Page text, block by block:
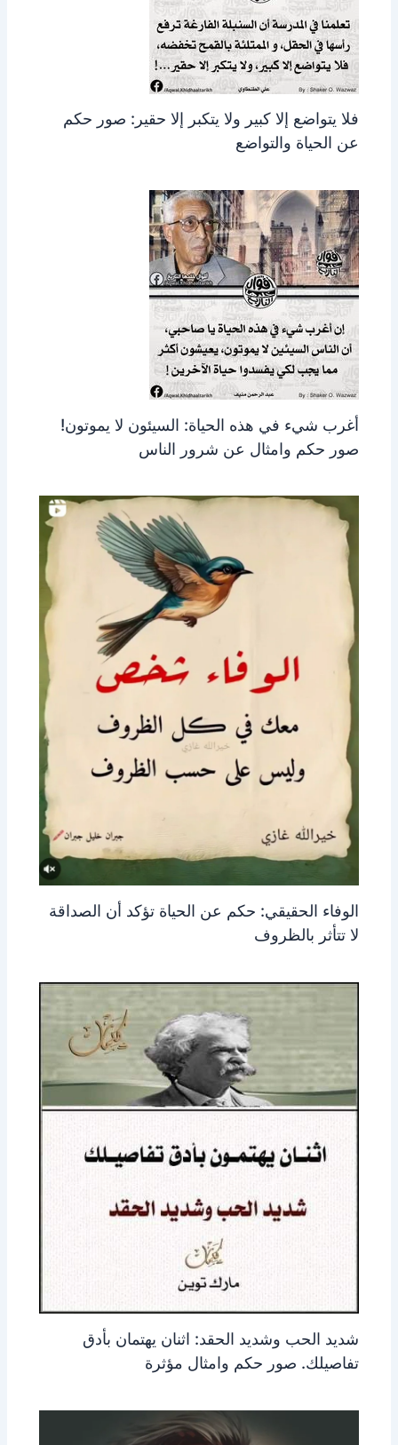
فلا يتواضع إلا كبير ولا يتكبر إلا حقير: صور حكم
عن الحياة والتواضع
أغرب شيء في هذه الحياة: السيئون لا يموتون!
صور حكم وامثال عن شرور الناس
الوفاء الحقيقي: حكم عن الحياة تؤكد أن الصداقة
لا تتأثر بالظروف
شديد الحب وشديد الحقد: اثنان يهتمان بأدق
تفاصيلك. صور حكم وامثال مؤثرة